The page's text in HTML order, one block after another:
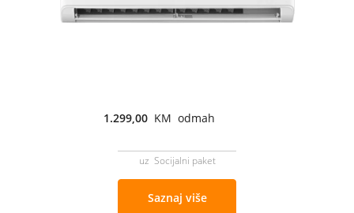
1.299,00 KM odmah
uz Socijalni paket
Saznaj više